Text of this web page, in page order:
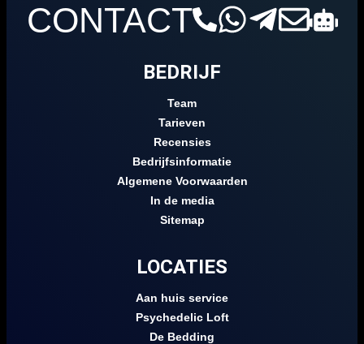
CONTACT
BEDRIJF
Team
Tarieven
Recensies
Bedrijfsinformatie
Algemene Voorwaarden
In de media
Sitemap
LOCATIES
Aan huis service
Psychedelic Loft
De Bedding